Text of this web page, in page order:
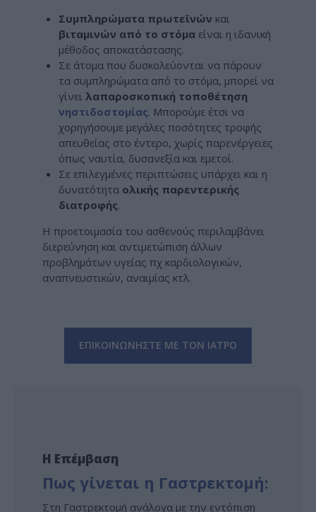
Συμπληρώματα πρωτεϊνών και
βιταμινών από το στόμαείναι η ιδανική
μέθοδος αποκατάστασης.
Σε άτομα που δυσκολεύονται να πάρουν
τα συμπληρώματα από το στόμα, μπορεί να
γίνει λαπαροσκοπική τοποθέτηση
νηστιδοστομίας. Μπορούμε έτσι να
χορηγήσουμε μεγάλες ποσότητες τροφής
απευθείας στο έντερο, χωρίς παρενέργειες
όπως ναυτία, δυσανεξία και εμετοί.
Σε επιλεγμένες περιπτώσεις υπάρχει και η
δυνατότητα ολικής παρεντερικής
διατροφής.
Η προετοιμασία του ασθενούς περιλαμβάνει
διερεύνηση και αντιμετώπιση άλλων
προβλημάτων υγείας πχ καρδιολογικών,
αναπνευστικών, αναιμίας κτλ.
ΕΠΙΚΟΙΝΩΝΗΣΤΕ ΜΕ ΤΟΝ ΙΑΤΡΟ
Η Επέμβαση
Πως γίνεται η Γαστρεκτομή:
Στη Γαστρεκτομή ανάλογα με την εντόπιση